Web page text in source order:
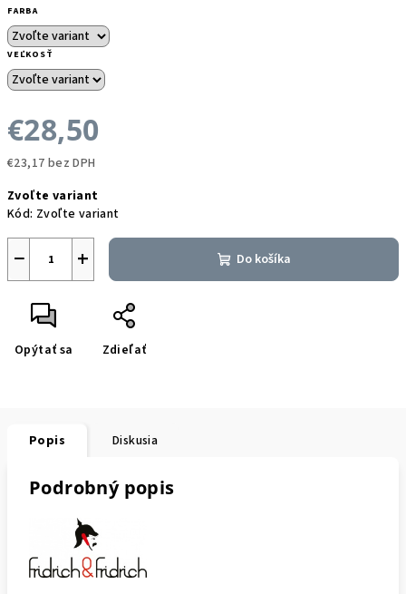
FARBA
VEĽKOSŤ
€28,50
€23,17 bez DPH
cena:
Zvoľte variant
Kód: Zvoľte variant
+
− Do košíka
Opýtať sa Zdieľať
Popis Diskusia
Podrobný popis